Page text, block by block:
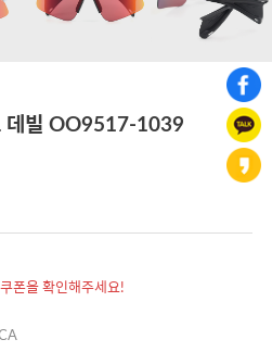
데빌 OO9517-1039
폰을 확인해주세요!